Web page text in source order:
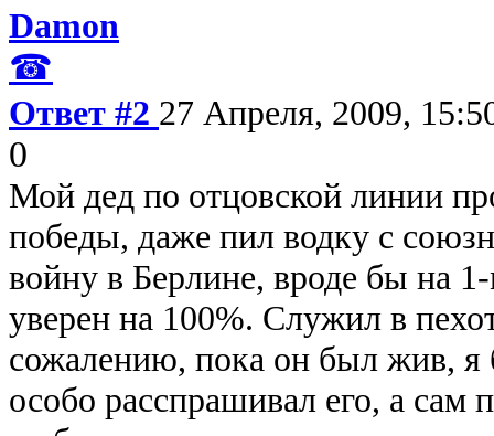
Damon
☎
Ответ #2 27 Апреля, 2009,
0
Мой дед по отцовской линии
победы, даже пил водку с
войну в Берлине, вроде бы на
уверен на 100%. Служил в
сожалению, пока он был жив,
особо расспрашивал его, а сам